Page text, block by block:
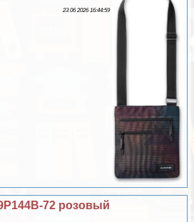
23 06 2026 16:44:59
72 розовый